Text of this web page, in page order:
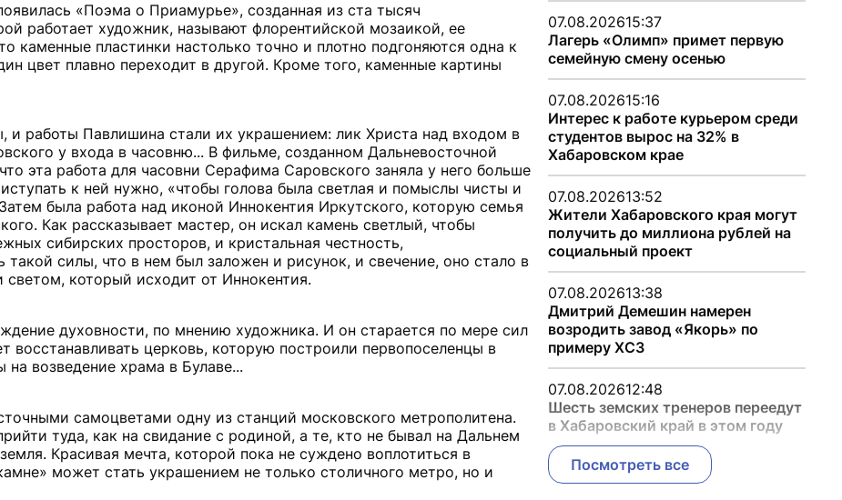
«Поэма о Приамурье», созданная из ста тысяч
работает художник, называют флорентийской мозаикой, ее
каменные пластинки настолько точно и плотно подгоняются одна к
цвет плавно переходит в другой. Кроме того, каменные картины
и работы Павлишина стали их украшением: лик Христа над входом в
у входа в часовню... В фильме, созданном Дальневосточной
эта работа для часовни Серафима Саровского заняла у него больше
к ней нужно, «чтобы голова была светлая и помыслы чисты и
была работа над иконой Иннокентия Иркутского, которую семья
Как рассказывает мастер, он искал камень светлый, чтобы
сибирских просторов, и кристальная честность,
силы, что в нем был заложен и рисунок, и свечение, оно стало в
который исходит от Иннокентия.
духовности, по мнению художника. И он старается по мере сил
восстанавливать церковь, которую построили первопоселенцы в
на возведение храма в Булаве...
самоцветами одну из станций московского метрополитена.
туда, как на свидание с родиной, а те, кто не бывал на Дальнем
Красивая мечта, которой пока не суждено воплотиться в
может стать украшением не только столичного метро, но и
07.08.202615:37
Лагерь «Олимп» примет первую
семейную смену осенью
07.08.202615:16
Интерес к работе курьером среди
студентов вырос на 32% в
Хабаровском крае
07.08.202613:52
Жители Хабаровского края могут
получить до миллиона рублей на
социальный проект
07.08.202613:38
Дмитрий Демешин намерен
возродить завод «Якорь» по
примеру ХСЗ
07.08.202612:48
Шесть земских тренеров переедут
в Хабаровский край в этом году
Посмотреть все